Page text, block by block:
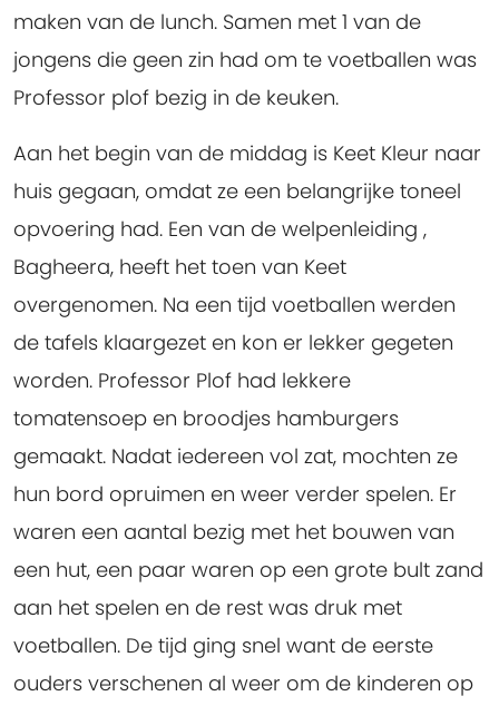
maken van de lunch. Samen met 1 van de
jongens die geen zin had om te voetballen was
Professor plof bezig in de keuken.
Aan het begin van de middag is Keet Kleur naar
huis gegaan, omdat ze een belangrijke toneel
opvoering had. Een van de welpenleiding ,
Bagheera, heeft het toen van Keet
overgenomen. Na een tijd voetballen werden
de tafels klaargezet en kon er lekker gegeten
worden. Professor Plof had lekkere
tomatensoep en broodjes hamburgers
gemaakt. Nadat iedereen vol zat, mochten ze
hun bord opruimen en weer verder spelen. Er
waren een aantal bezig met het bouwen van
een hut, een paar waren op een grote bult zand
aan het spelen en de rest was druk met
voetballen. De tijd ging snel want de eerste
ouders verschenen al weer om de kinderen op